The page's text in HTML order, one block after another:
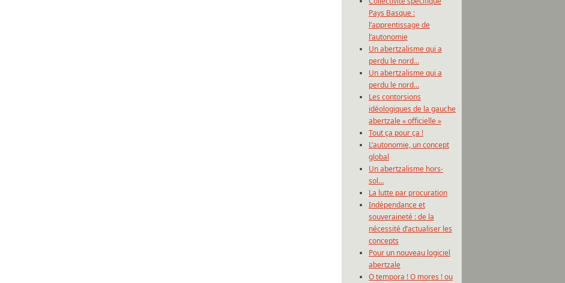
Pays Basque :
l’apprentissage de
l’autonomie
Un abertzalisme qui a
perdu le nord…
Un abertzalisme qui a
perdu le nord…
Les contorsions
idéologiques de la gauche
abertzale « officielle »
Tout ça pour ça !
L’autonomie, un concept
global
Un abertzalisme hors-
sol…
La lutte par procuration
Indépendance et
souveraineté : de la
nécessité d’actualiser les
concepts
Pour un nouveau logiciel
abertzale
O tempora ! O mores ! ou